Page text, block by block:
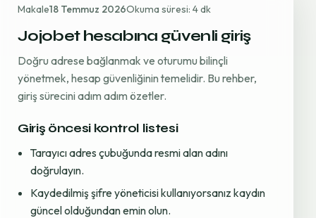
Makale18 Temmuz 2026Okuma süresi: 4 dk
Jojobet hesabına güvenli giriş
Doğru adrese bağlanmak ve oturumu bilinçli
yönetmek, hesap güvenliğinin temelidir. Bu rehber,
giriş sürecini adım adım özetler.
Giriş öncesi kontrol listesi
Tarayıcı adres çubuğunda resmi alan adını
doğrulayın.
Kaydedilmiş şifre yöneticisi kullanıyorsanız kaydın
güncel olduğundan emin olun.